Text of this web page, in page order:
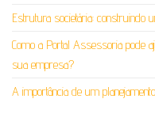
Estrutura societária: construindo
Como a Portal Assessoria pode
sua empresa?
A importância de um